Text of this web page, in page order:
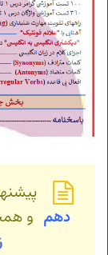
دهم و